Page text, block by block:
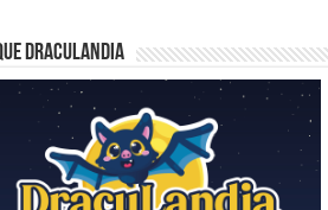
Draculandia